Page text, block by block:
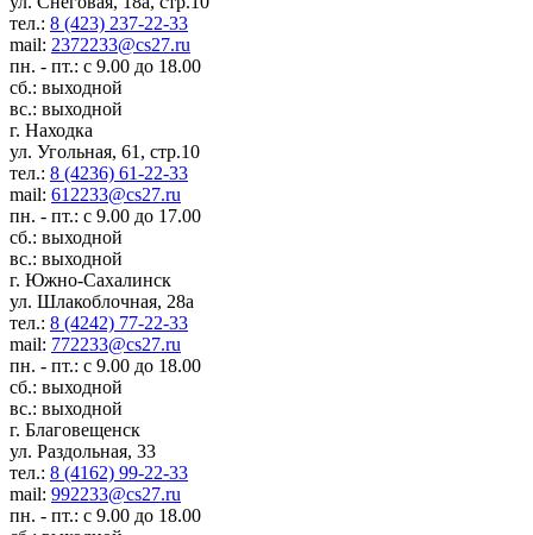
тел.: 8 (423) 237-22-33
mail: 2372233@cs27.ru
пн. - пт.: с 9.00 до 18.00
сб.: выходной
вс.: выходной
г. Находка
ул. Угольная, 61, стр.10
тел.: 8 (4236) 61-22-33
mail: 612233@cs27.ru
пн. - пт.: с 9.00 до 17.00
сб.: выходной
вс.: выходной
г. Южно-Сахалинск
ул. Шлакоблочная, 28а
тел.: 8 (4242) 77-22-33
mail: 772233@cs27.ru
пн. - пт.: с 9.00 до 18.00
сб.: выходной
вс.: выходной
г. Благовещенск
ул. Раздольная, 33
тел.: 8 (4162) 99-22-33
mail: 992233@cs27.ru
пн. - пт.: с 9.00 до 18.00